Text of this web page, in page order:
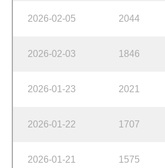
2026-02-05 2044
2026-02-03 1846
2026-01-23 2021
2026-01-22 1707
2026-01-21 1575